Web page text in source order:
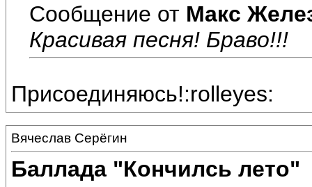
Сообщение от Макс
Красивая песня! Браво!!!
Присоединяюсь!:rolleyes:
Вячеслав Серёгин
Баллада "Кончилсь лето"